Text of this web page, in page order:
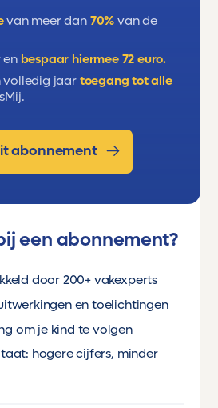
van meer dan 70% van de
en bespaar hiermee 72 euro.
volledig jaar toegang tot alle
abonnement
een abonnement?
door 200+ vakexperts
en toelichtingen
om je kind te volgen
hogere cijfers, minder